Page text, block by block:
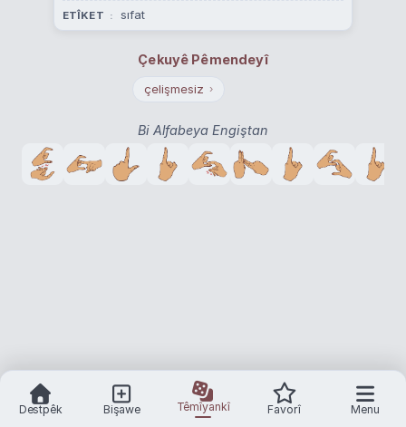
ETÎKET sıfat
Çekuyê Pêmendeyî
çelişmesiz ›
Bi Alfabeya Engiştan
Destpêk Bişawe Têmîyankî Favorî Menu